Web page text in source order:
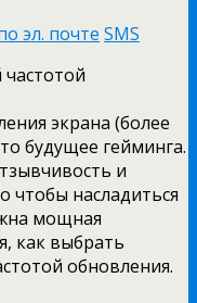
эл. почте SMS
экрана (более
будущее гейминга.
и
чтобы насладиться
мощная
как выбрать
обновления.